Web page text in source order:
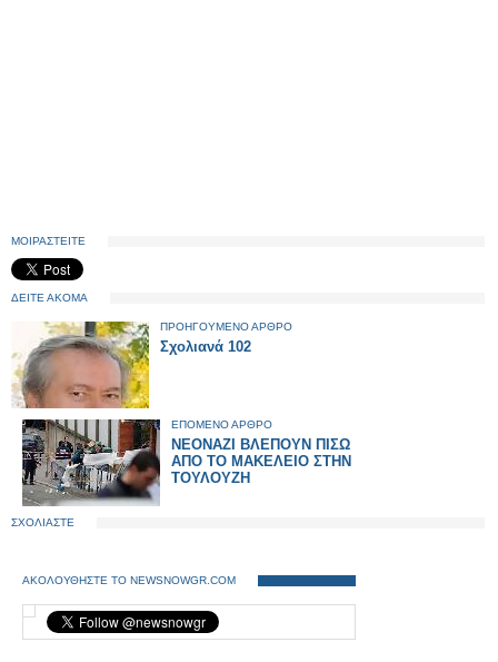
ΜΟΙΡΑΣΤΕΙΤΕ
ΔΕΙΤΕ ΑΚΟΜΑ
ΠΡΟΗΓΟΥΜΕΝΟ ΑΡΘΡΟ
Σχολιανά 102
ΕΠΟΜΕΝΟ ΑΡΘΡΟ
NEONAZI BΛΕΠΟΥΝ ΠΙΣΩ
ΑΠΟ ΤΟ ΜΑΚΕΛΕΙΟ ΣΤΗΝ
ΤΟΥΛΟΥΖΗ
ΣΧΟΛΙΑΣΤΕ
ΑΚΟΛΟΥΘΗΣΤΕ ΤΟ NEWSNOWGR.COM